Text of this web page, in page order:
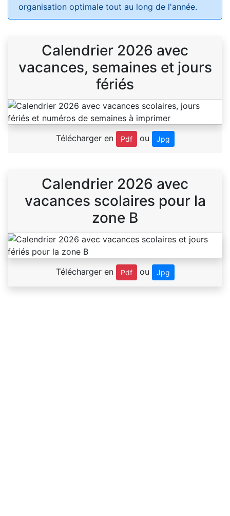
organisation optimale tout au long de l'année.
Calendrier 2026 avec
vacances, semaines et jours
fériés
Télécharger en Pdf ou Jpg
Calendrier 2026 avec
vacances scolaires pour la
zone B
Télécharger en Pdf ou Jpg